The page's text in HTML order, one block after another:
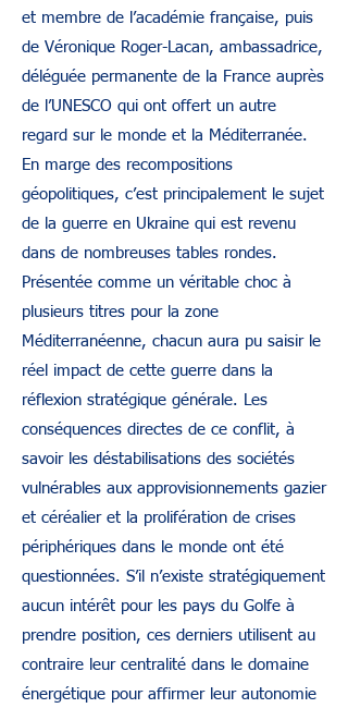
et membre de l’académie française, puis
de Véronique Roger-Lacan, ambassadrice,
déléguée permanente de la France auprès
de l’UNESCO qui ont offert un autre
regard sur le monde et la Méditerranée.
En marge des recompositions
géopolitiques, c’est principalement le sujet
de la guerre en Ukraine qui est revenu
dans de nombreuses tables rondes.
Présentée comme un véritable choc à
plusieurs titres pour la zone
Méditerranéenne, chacun aura pu saisir le
réel impact de cette guerre dans la
réflexion stratégique générale. Les
conséquences directes de ce conflit, à
savoir les déstabilisations des sociétés
vulnérables aux approvisionnements gazier
et céréalier et la prolifération de crises
périphériques dans le monde ont été
questionnées. S’il n’existe stratégiquement
aucun intérêt pour les pays du Golfe à
prendre position, ces derniers utilisent au
contraire leur centralité dans le domaine
énergétique pour affirmer leur autonomie